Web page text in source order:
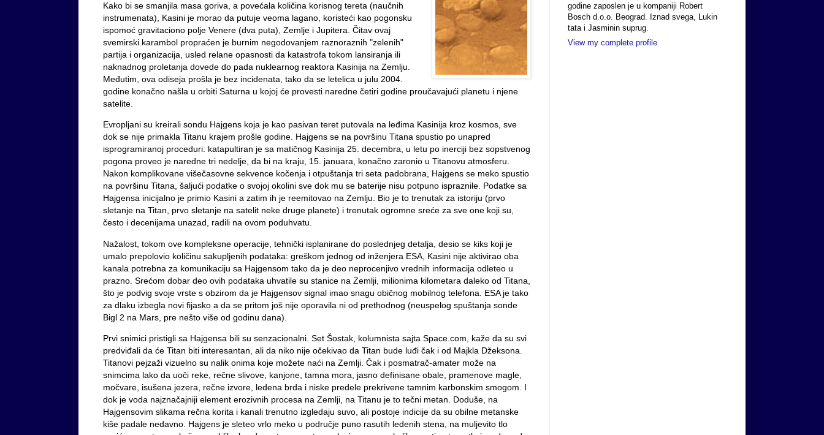
Kako bi se smanjila masa goriva, a povećala količina korisnog tereta (naučnih
instrumenata), Kasini je morao da putuje veoma lagano, koristeći kao pogonsku
ispomoć gravitaciono polje Venere (dva puta), Zemlje i Jupitera. Čitav ovaj
svemirski karambol propraćen je burnim negodovanjem raznoraznih "zelenih"
partija i organizacija, usled relane opasnosti da katastrofa tokom lansiranja ili
naknadnog proletanja dovede do pada nuklearnog reaktora Kasinija na Zemlju.
Međutim, ova odiseja prošla je bez incidenata, tako da se letelica u julu 2004.
godine konačno našla u orbiti Saturna u kojoj će provesti naredne četiri godine proučavajući planetu i njene
satelite.
Evropljani su kreirali sondu Hajgens koja je kao pasivan teret putovala na leđima Kasinija kroz kosmos, sve
dok se nije primakla Titanu krajem prošle godine. Hajgens se na površinu Titana spustio po unapred
isprogramiranoj proceduri: katapultiran je sa matičnog Kasinija 25. decembra, u letu po inerciji bez sopstvenog
pogona proveo je naredne tri nedelje, da bi na kraju, 15. januara, konačno zaronio u Titanovu atmosferu.
Nakon komplikovane višečasovne sekvence kočenja i otpuštanja tri seta padobrana, Hajgens se meko spustio
na površinu Titana, šaljući podatke o svojoj okolini sve dok mu se baterije nisu potpuno ispraznile. Podatke sa
Hajgensa inicijalno je primio Kasini a zatim ih je reemitovao na Zemlju. Bio je to trenutak za istoriju (prvo
sletanje na Titan, prvo sletanje na satelit neke druge planete) i trenutak ogromne sreće za sve one koji su,
često i decenijama unazad, radili na ovom poduhvatu.
Nažalost, tokom ove kompleksne operacije, tehnički isplanirane do poslednjeg detalja, desio se kiks koji je
umalo prepolovio količinu sakupljenih podataka: greškom jednog od inženjera ESA, Kasini nije aktivirao oba
kanala potrebna za komunikaciju sa Hajgensom tako da je deo neprocenjivo vrednih informacija odleteo u
prazno. Srećom dobar deo ovih podataka uhvatile su stanice na Zemlji, milionima kilometara daleko od Titana,
što je podvig svoje vrste s obzirom da je Hajgensov signal imao snagu običnog mobilnog telefona. ESA je tako
za dlaku izbegla novi fijasko a da se pritom još nije oporavila ni od prethodnog (neuspelog spuštanja sonde
Bigl 2 na Mars, pre nešto više od godinu dana).
Prvi snimici pristigli sa Hajgensa bili su senzacionalni. Set Šostak, kolumnista sajta Space.com, kaže da su svi
predviđali da će Titan biti interesantan, ali da niko nije očekivao da Titan bude luđi čak i od Majkla Džeksona.
Titanovi pejzaži vizuelno su nalik onima koje možete naći na Zemlji. Čak i posmatrač-amater može na
snimcima lako da uoči reke, rečne slivove, kanjone, tamna mora, jasno definisane obale, pramenove magle,
močvare, isušena jezera, rečne izvore, ledena brda i niske predele prekrivene tamnim karbonskim smogom. I
dok je voda najznačajniji element erozivnih procesa na Zemlji, na Titanu je to tečni metan. Doduše, na
Hajgensovim slikama rečna korita i kanali trenutno izgledaju suvo, ali postoje indicije da su obilne metanske
kiše padale nedavno. Hajgens je sleteo vrlo meko u područje puno rasutih ledenih stena, na muljevito tlo
godine zaposlen je u kompaniji Robert
Bosch d.o.o. Beograd. Iznad svega, Lukin
tata i Jasminin suprug.
View my complete profile